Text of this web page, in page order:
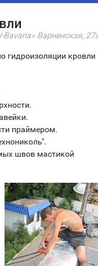
Bavaria» Варненская,
гидроизоляции кровли
праймером.
швов мастикой